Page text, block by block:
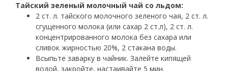
Тайский зеленый молочный чай со льдом:
2 ст. л. тайского молочного зеленого чая, 2 ст. л.
сгущенного молока (или сахар 2 ст.л), 2 ст. л.
концентрированного молока без сахара или
сливок жирностью 20%, 2 стакана воды.
Всыпьте заварку в чайник. Залейте кипящей
водой, закройте, настаивайте 5 мин.